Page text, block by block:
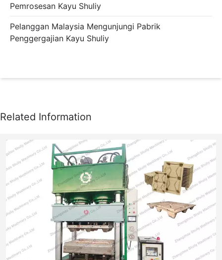
Pemrosesan Kayu Shuliy
Pelanggan Malaysia Mengunjungi Pabrik
Penggergajian Kayu Shuliy